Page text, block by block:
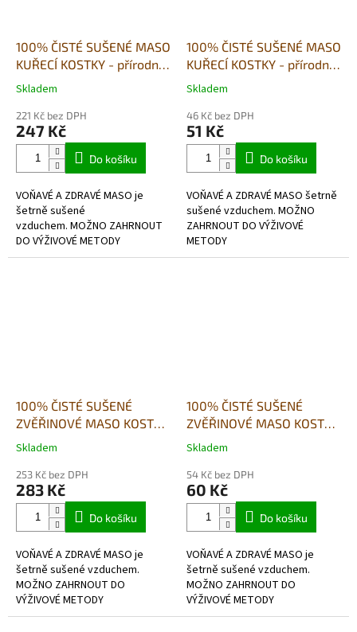
100% ČISTÉ SUŠENÉ MASO
KUŘECÍ KOSTKY - přírodní
pamlsek-500g
Průměrné
produktu
je
hvězdiček.
Skladem
221 Kč bez DPH
247 Kč
Do košíku
VOŇAVÉ A ZDRAVÉ MASO je
šetrně sušené
vzduchem. MOŽNO ZAHRNOUT
DO VÝŽIVOVÉ METODY
BARF- hypoalergenní, bez
100% ČISTÉ SUŠENÉ MASO
KUŘECÍ KOSTKY - přírodní
pamlsek-80g
Průměrné
produktu
je
hvězdiček.
Skladem
46 Kč bez DPH
51 Kč
Do košíku
VOŇAVÉ A ZDRAVÉ MASO šetrně
sušené vzduchem. MOŽNO
ZAHRNOUT DO VÝŽIVOVÉ
METODY
BARF- hypoalergenní, bez
100% ČISTÉ SUŠENÉ
ZVĚŘINOVÉ MASO KOSTKY
- přírodní pamlsek-500g
Průměrné
produktu
je
hvězdiček.
Skladem
253 Kč bez DPH
283 Kč
Do košíku
VOŇAVÉ A ZDRAVÉ MASO je
šetrně sušené vzduchem.
MOŽNO ZAHRNOUT DO
VÝŽIVOVÉ METODY
BARF- hypoalergenní, bez
100% ČISTÉ SUŠENÉ
ZVĚŘINOVÉ MASO KOSTKY
- přírodní pamlsek-80g
Průměrné
produktu
je
hvězdiček.
Skladem
54 Kč bez DPH
60 Kč
Do košíku
VOŇAVÉ A ZDRAVÉ MASO je
šetrně sušené vzduchem.
MOŽNO ZAHRNOUT DO
VÝŽIVOVÉ METODY
BARF- hypoalergenní, bez